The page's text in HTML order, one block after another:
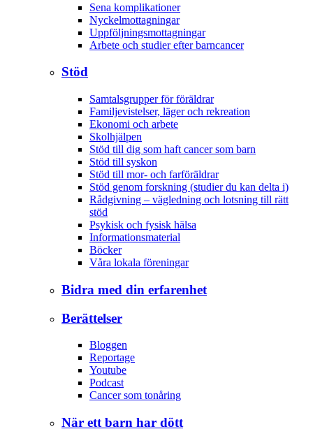
Sena komplikationer
Nyckelmottagningar
Uppföljningsmottagningar
Arbete och studier efter barncancer
Stöd
Samtalsgrupper för föräldrar
Familjevistelser, läger och rekreation
Ekonomi och arbete
Skolhjälpen
Stöd till dig som haft cancer som barn
Stöd till syskon
Stöd till mor- och farföräldrar
Stöd genom forskning (studier du kan delta i)
Rådgivning – vägledning och lotsning till rätt
stöd
Psykisk och fysisk hälsa
Informationsmaterial
Böcker
Våra lokala föreningar
Bidra med din erfarenhet
Berättelser
Bloggen
Reportage
Youtube
Podcast
Cancer som tonåring
När ett barn har dött